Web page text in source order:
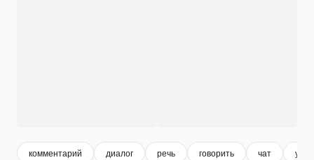
комментарий диалог речь говорить чат